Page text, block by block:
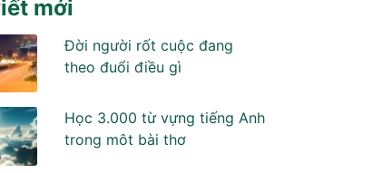
mới
Đời người rốt cuộc đang
theo đuổi điều gì
Học 3.000 từ vựng tiếng Anh
trong môt bài thơ